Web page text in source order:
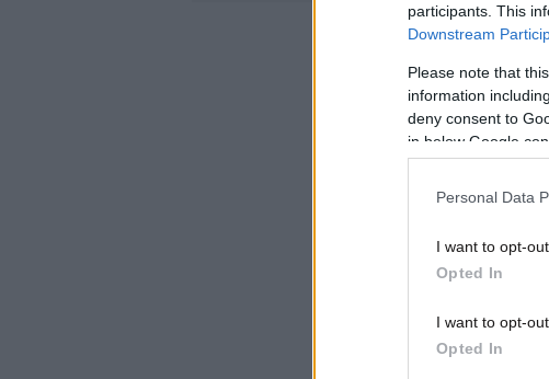
participants. This
Downstream
Please note that
information
deny consent to
in below Google
Personal Data
I want to opt-
Opted In
I want to opt-
Opted In